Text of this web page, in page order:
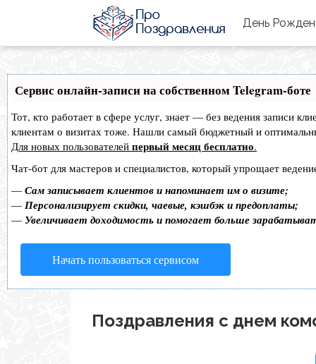
День
Сервис онлайн-записи на собственном Telegram-боте
Тот, кто работает в сфере услуг, знает — без ведения записи
клиентам о визитах тоже. Нашли самый бюджетный и
Для новых пользователей первый месяц бесплатно.
Чат-бот для мастеров и специалистов, который упрощает
— Сам записывает клиентов и напоминает им о визите;
— Персонализирует скидки, чаевые, кэшбэк и предоплаты;
— Увеличивает доходимость и помогает больше
Начать пользоваться сервисом
Поздравления с днем